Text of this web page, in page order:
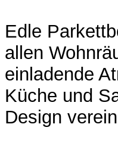
Edle
allen
einladende
Küche und
Design